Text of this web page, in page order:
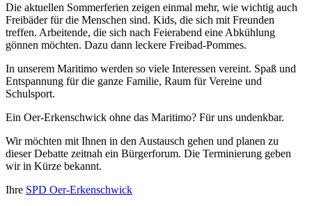
Die aktuellen Sommerferien zeigen einmal mehr, wie wichtig auch
Freibäder für die Menschen sind. Kids, die sich mit Freunden
treffen. Arbeitende, die sich nach Feierabend eine Abkühlung
gönnen möchten. Dazu dann leckere Freibad-Pommes.
In unserem Maritimo werden so viele Interessen vereint. Spaß und
Entspannung für die ganze Familie, Raum für Vereine und
Schulsport.
Ein Oer-Erkenschwick ohne das Maritimo? Für uns undenkbar.
Wir möchten mit Ihnen in den Austausch gehen und planen zu
dieser Debatte zeitnah ein Bürgerforum. Die Terminierung geben
wir in Kürze bekannt.
Ihre SPD Oer-Erkenschwick